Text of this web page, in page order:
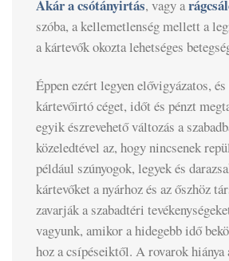
Akár a csótányirtás, vagy a
szóba, a kellemetlenség mellett a
a kártevők okozta lehetséges
Éppen ezért legyen elővigyázatos,
kártevőirtó céget, időt és pénzt
egyik észrevehető változás a
közeledtével az, hogy nincsenek
például szúnyogok, legyek és
kártevőket a nyárhoz és az őszhöz
zavarják a szabadtéri
vagyunk, amikor a hidegebb idő
hoz a csípéseiktől. A rovarok hiánya